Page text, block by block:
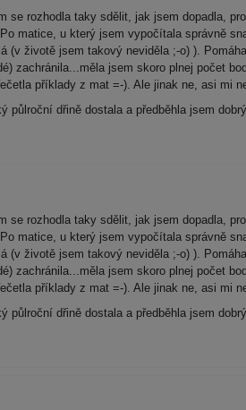
se rozhodla taky sdělit, jak jsem dopadla,
matice, u který jsem vypočítala správně
(v životě jsem takový neviděla ;-o) ).
zachránila...měla jsem skoro plnej počet
příklady z mat =-). Ale jinak ne, asi mi
půlroční dřině dostala a předběhla jsem
se rozhodla taky sdělit, jak jsem dopadla,
matice, u který jsem vypočítala správně
(v životě jsem takový neviděla ;-o) ).
zachránila...měla jsem skoro plnej počet
příklady z mat =-). Ale jinak ne, asi mi
půlroční dřině dostala a předběhla jsem